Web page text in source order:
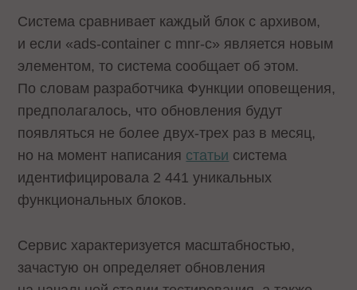
Система сравнивает каждый блок с архивом,
и если «ads-container c mnr-c» является новым
элементом, то система сообщает об этом.
По словам разработчика Функции оповещения,
предполагалось, что обновления будут
появляться не более двух-трех раз в месяц,
но на момент написания статьи система
идентифицировала 2 441 уникальных
функциональных блоков.
Сервис характеризуется масштабностью,
зачастую он определяет обновления